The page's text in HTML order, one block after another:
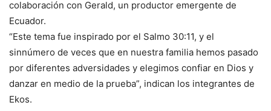
colaboración con Gerald, un productor emergente de
Ecuador.
“Este tema fue inspirado por el Salmo 30:11, y el
sinnúmero de veces que en nuestra familia hemos pasado
por diferentes adversidades y elegimos confiar en Dios y
danzar en medio de la prueba”, indican los integrantes de
Ekos.